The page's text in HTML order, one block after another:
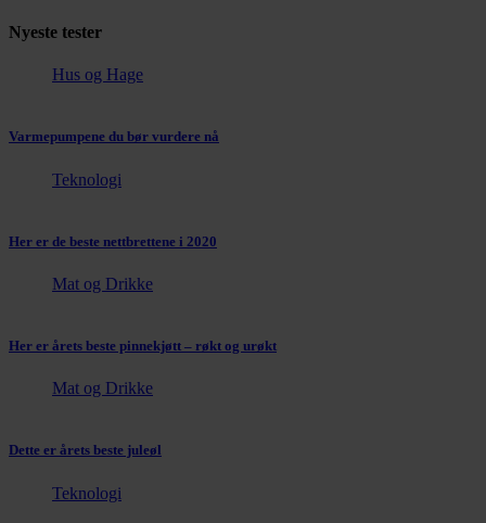
Nyeste tester
Hus og Hage
Varmepumpene du bør vurdere nå
Teknologi
Her er de beste nettbrettene i 2020
Mat og Drikke
Her er årets beste pinnekjøtt – røkt og urøkt
Mat og Drikke
Dette er årets beste juleøl
Teknologi